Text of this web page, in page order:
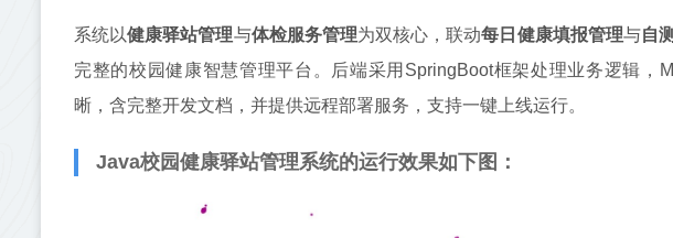
系统以健康驿站管理与体检服务管理为双核心，联动每日健康填报管理与自
完整的校园健康智慧管理平台。后端采用SpringBoot框架处理业务逻辑，
晰，含完整开发文档，并提供远程部署服务，支持一键上线运行。
Java校园健康驿站管理系统的运行效果如下图：